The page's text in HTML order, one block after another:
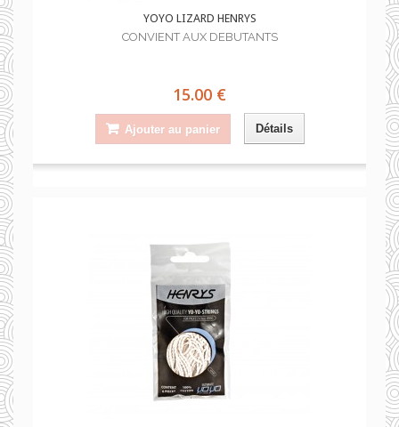
YOYO LIZARD HENRYS
CONVIENT AUX DEBUTANTS
15.00 €
Ajouter au panier Détails